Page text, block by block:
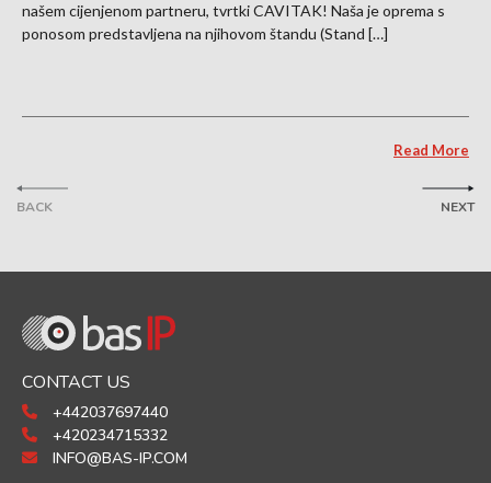
BACK
našem cijenjenom partneru, tvrtki CAVITAK! Naša je oprema s
ponosom predstavljena na njihovom štandu (Stand […]
Read More
NEXT
CONTACT US
+442037697440
+420234715332
INFO@BAS-IP.COM